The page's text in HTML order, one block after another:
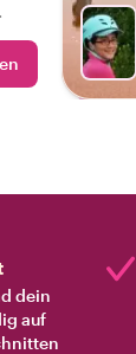
dein
auf